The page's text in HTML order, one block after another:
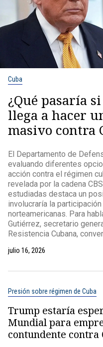
Cuba
¿Qué pasaría
llega a hacer
masivo contra
El Departamento de
evaluando diferentes
acción contra el régimen
revelada por la cadena
estudiadas destaca un
involucraría la
norteamericanas. Para
Gutiérrez, secretario
Resistencia Cubana,
julio 16, 2026
Presión sobre régimen de Cuba
Trump estaría
Mundial para
contundente contra